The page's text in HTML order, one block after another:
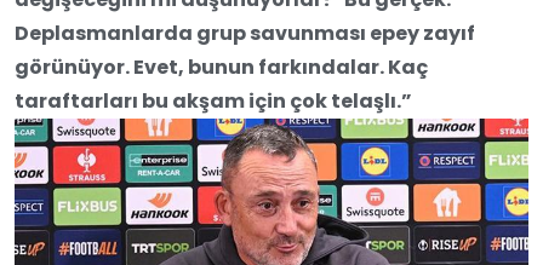
Deplasmanlarda grup savunması epey zayıf
görünüyor. Evet, bunun farkındalar. Kaç
taraftarları bu akşam için çok telaşlı.”